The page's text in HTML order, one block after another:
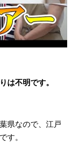
は不明です。
県なので、江戸
す。